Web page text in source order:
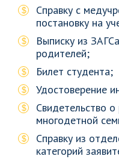
Справку с
постановку на
Выписку из
родителей;
Билет студента;
Удостоверение
Свидетельство
многодетной
Справку из
категорий